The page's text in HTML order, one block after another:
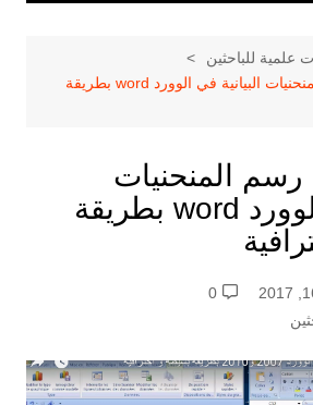
علمية للباحثين
شرح طريقة رسم المنحنيات البيانية في الوورد word بطريقة
المنحنيات
البيانية في الوورد word بطريقة
0